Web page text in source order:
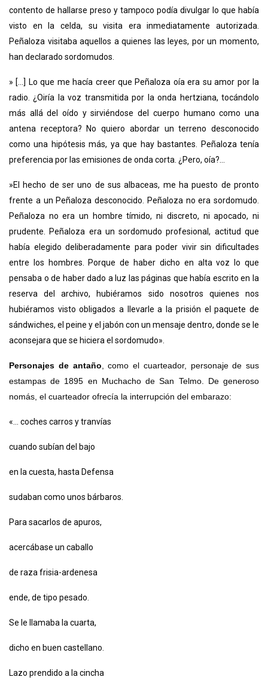
contento de hallarse preso y tampoco podía divulgar lo que había
visto en la celda, su visita era inmediatamente autorizada.
Peñaloza visitaba aquellos a quienes las leyes, por un momento,
han declarado sordomudos.
» [...] Lo que me hacía creer que Peñaloza oía era su amor por la
radio. ¿Oiría la voz transmitida por la onda hertziana, tocándolo
más allá del oído y sirviéndose del cuerpo humano como una
antena receptora? No quiero abordar un terreno desconocido
como una hipótesis más, ya que hay bastantes. Peñaloza tenía
preferencia por las emisiones de onda corta. ¿Pero, oía?...
»EI hecho de ser uno de sus albaceas, me ha puesto de pronto
frente a un Peñaloza desconocido. Peñaloza no era sordomudo.
Peñaloza no era un hombre tímido, ni discreto, ni apocado, ni
prudente. Peñaloza era un sordomudo profesional, actitud que
había elegido deliberadamente para poder vivir sin dificultades
entre los hombres. Porque de haber dicho en alta voz lo que
pensaba o de haber dado a luz las páginas que había escrito en la
reserva del archivo, hubiéramos sido nosotros quienes nos
hubiéramos visto obligados a llevarle a la prisión el paquete de
sándwiches, el peine y el jabón con un mensaje dentro, donde se le
aconsejara que se hiciera el sordomudo».
Personajes de antaño , como el cuarteador, personaje de sus
estampas de 1895 en Muchacho de San Telmo. De generoso
nomás, el cuarteador ofrecía la interrupción del embarazo:
«... coches carros y tranvías
cuando subían del bajo
en la cuesta, hasta Defensa
sudaban como unos bárbaros.
Para sacarlos de apuros,
acercábase un caballo
de raza frisia-ardenesa
ende, de tipo pesado.
Se le llamaba la cuarta,
dicho en buen castellano.
Lazo prendido a la cincha